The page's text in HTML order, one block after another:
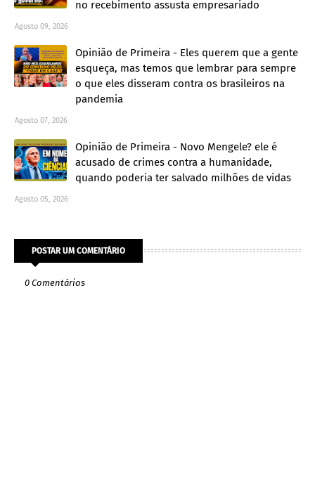
no recebimento assusta empresariado
Agosto 09, 2026
Opinião de Primeira - Eles querem que a gente
esqueça, mas temos que lembrar para sempre
o que eles disseram contra os brasileiros na
pandemia
Agosto 07, 2026
Opinião de Primeira - Novo Mengele? ele é
acusado de crimes contra a humanidade,
quando poderia ter salvado milhões de vidas
Agosto 05, 2026
POSTAR UM COMENTÁRIO
0 Comentários